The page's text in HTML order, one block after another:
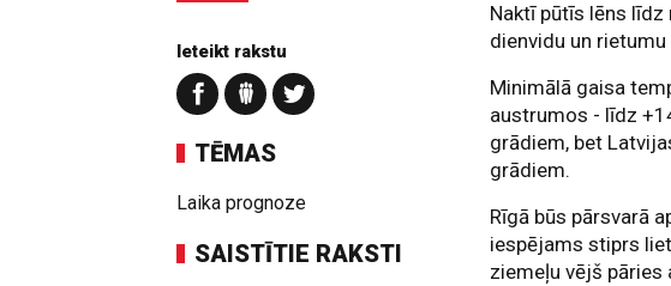
Ieteikt rakstu
TĒMAS
Laika prognoze
SAISTĪTIE RAKSTI
Naktī pūtīs lēns līdz
dienvidu un
Minimālā gaisa
austrumos - līdz
grādiem, bet
grādiem.
Rīgā būs pārsvarā
iespējams stiprs
ziemeļu vējš pāries